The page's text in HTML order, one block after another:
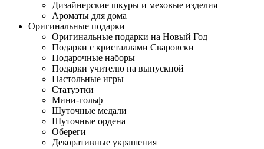
Дизайнерские шкуры и меховые изделия
Ароматы для дома
Оригинальные подарки
Оригинальные подарки на Новый Год
Подарки с кристаллами Сваровски
Подарочные наборы
Подарки учителю на выпускной
Настольные игры
Статуэтки
Мини-гольф
Шуточные медали
Шуточные ордена
Обереги
Декоративные украшения